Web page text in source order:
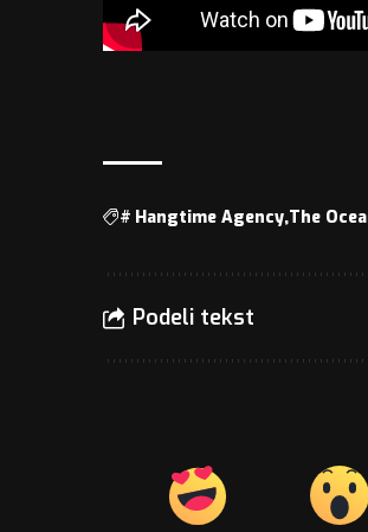
# Hangtime Agency The
Podeli tekst